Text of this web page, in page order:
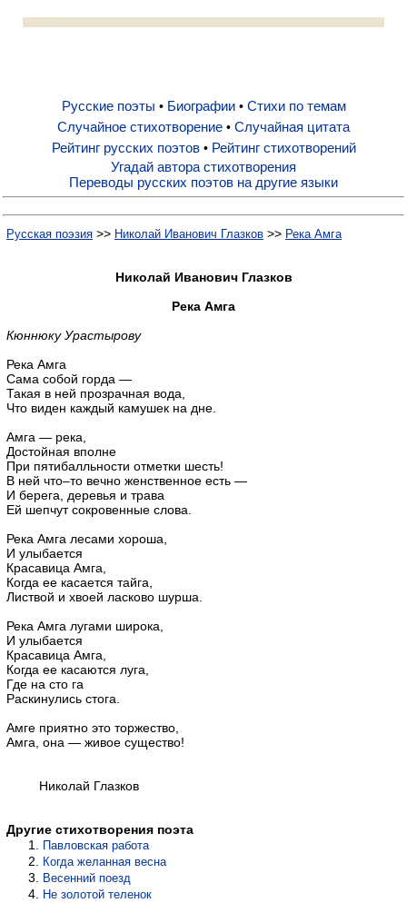
Биографии
Стихи по темам
Случайное стихотворение
Рейтинг стихотворений
Русские поэты • Биографии• Стихи по темам
Случайное стихотворение • Случайная цитата
Рейтинг русских поэтов• Рейтинг стихотворений
Угадай автора стихотворения
Переводы русских поэтов на другие языки
Русская поэзия >> Николай Иванович Глазков >> Река Амга
Николай Иванович Глазков
Река Амга
Кюннюку Урастырову
Река Амга
Сама собой горда —
Такая в ней прозрачная вода,
Что виден каждый камушек на дне.
Амга — река,
Достойная вполне
При пятибалльности отметки шесть!
В ней что–то вечно женственное есть —
И берега, деревья и трава
Ей шепчут сокровенные слова.
Река Амга лесами хороша,
И улыбается
Красавица Амга,
Когда ее касается тайга,
Листвой и хвоей ласково шурша.
Река Амга лугами широка,
И улыбается
Красавица Амга,
Когда ее касаются луга,
Где на сто га
Раскинулись стога.
Амге приятно это торжество,
Амга, она — живое существо!
Николай Глазков
Другие стихотворения поэта
Павловская работа
Когда желанная весна
Весенний поезд
Не золотой теленок